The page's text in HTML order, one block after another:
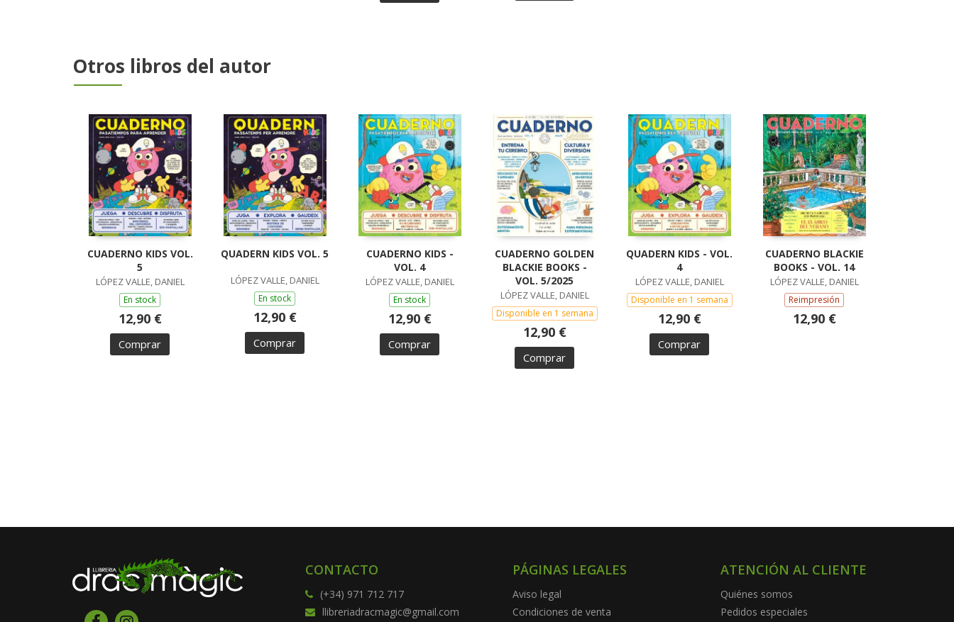
Otros libros del autor
CUADERNO KIDS VOL.
5
LÓPEZ VALLE, DANIEL
En stock
12,90 €
Comprar
QUADERN KIDS VOL. 5
LÓPEZ VALLE, DANIEL
En stock
12,90 €
Comprar
CUADERNO KIDS -
VOL. 4
LÓPEZ VALLE, DANIEL
En stock
12,90 €
Comprar
CUADERNO GOLDEN
BLACKIE BOOKS -
VOL. 5/2025
LÓPEZ VALLE, DANIEL
Disponible en 1 semana
12,90 €
Comprar
QUADERN KIDS - VOL.
4
LÓPEZ VALLE, DANIEL
Disponible en 1 semana
12,90 €
Comprar
CUADERNO BLACKIE
BOOKS - VOL. 14
LÓPEZ VALLE, DANIEL
Reimpresión
12,90 €
CONTACTO
(+34) 971 712 717
llibreriadracmagic@gmail.com
PÁGINAS LEGALES
Aviso legal
Condiciones de venta
ATENCIÓN AL CLIENTE
Quiénes somos
Pedidos especiales